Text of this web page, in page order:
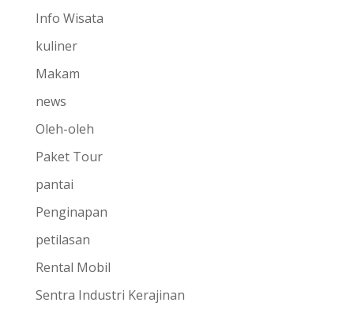
Info Wisata
kuliner
Makam
news
Oleh-oleh
Paket Tour
pantai
Penginapan
petilasan
Rental Mobil
Sentra Industri Kerajinan